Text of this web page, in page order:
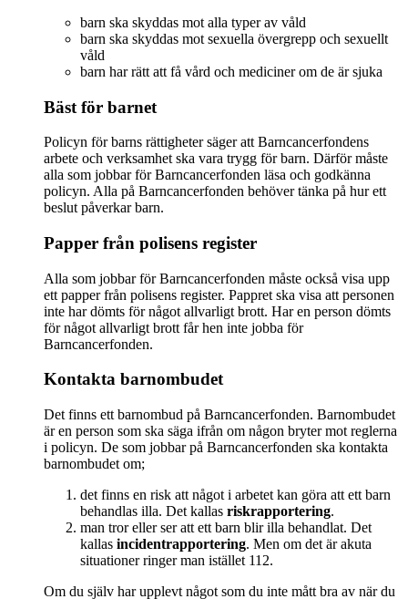
barn ska skyddas mot alla typer av våld
barn ska skyddas mot sexuella övergrepp och sexuellt
våld
barn har rätt att få vård och mediciner om de är sjuka
Bäst för barnet
Policyn för barns rättigheter säger att Barncancerfondens
arbete och verksamhet ska vara trygg för barn. Därför måste
alla som jobbar för Barncancerfonden läsa och godkänna
policyn. Alla på Barncancerfonden behöver tänka på hur ett
beslut påverkar barn.
Papper från polisens register
Alla som jobbar för Barncancerfonden måste också visa upp
ett papper från polisens register. Pappret ska visa att personen
inte har dömts för något allvarligt brott. Har en person dömts
för något allvarligt brott får hen inte jobba för
Barncancerfonden.
Kontakta barnombudet
Det finns ett barnombud på Barncancerfonden. Barnombudet
är en person som ska säga ifrån om någon bryter mot reglerna
i policyn. De som jobbar på Barncancerfonden ska kontakta
barnombudet om;
det finns en risk att något i arbetet kan göra att ett barn
behandlas illa. Det kallas riskrapportering.
man tror eller ser att ett barn blir illa behandlat. Det
kallas incidentrapportering. Men om det är akuta
situationer ringer man istället 112.
Om du själv har upplevt något som du inte mått bra av när du